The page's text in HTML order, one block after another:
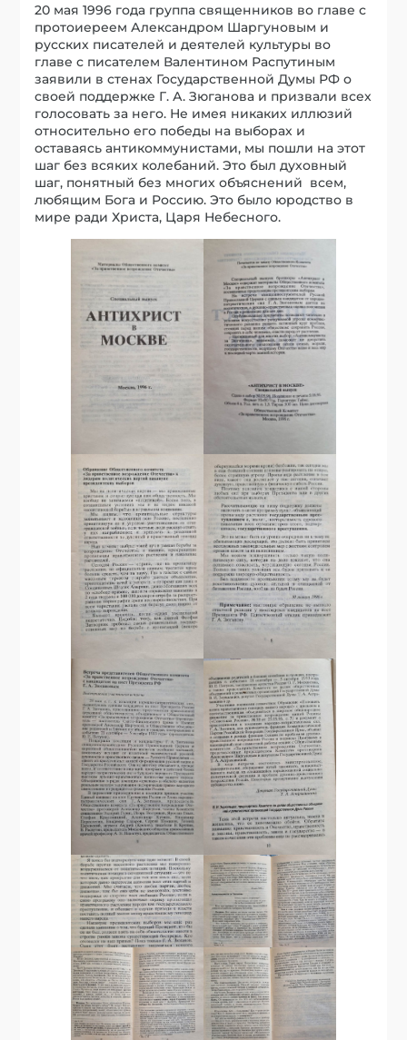
20 мая 1996 года группа священников во главе с
протоиереем Александром Шаргуновым и
русских писателей и деятелей культуры во
главе с писателем Валентином Распутиным
заявили в стенах Государственной Думы РФ о
своей поддержке Г. А. Зюганова и призвали всех
голосовать за него. Не имея никаких иллюзий
относительно его победы на выборах и
оставаясь антикоммунистами, мы пошли на этот
шаг без всяких колебаний. Это был духовный
шаг, понятный без многих объяснений всем,
любящим Бога и Россию. Это было юродство в
мире ради Христа, Царя Небесного.